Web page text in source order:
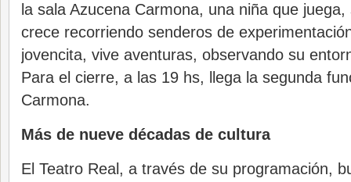
la sala Azucena Carmona, una niña que
crece recorriendo senderos de
jovencita, vive aventuras, observando su
Para el cierre, a las 19 hs, llega la segunda
Carmona.
Más de nueve décadas de cultura
El Teatro Real, a través de su programación,